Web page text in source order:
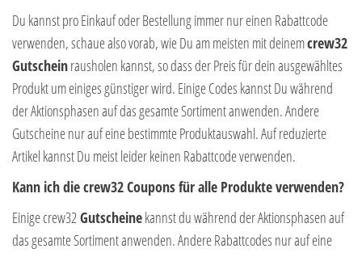
Du kannst pro Einkauf oder Bestellung immer nur einen Rabattcode
verwenden, schaue also vorab, wie Du am meisten mit deinemcrew32
Gutscheinrausholen kannst, so dass der Preis für dein ausgewähltes
Produkt um einiges günstiger wird. Einige Codes kannst Du während
der Aktionsphasen auf das gesamte Sortiment anwenden. Andere
Gutscheine nur auf eine bestimmte Produktauswahl. Auf reduzierte
Artikel kannst Du meist leider keinen Rabattcode verwenden.
Kann ich die crew32 Coupons für alle Produkte verwenden?
Einige crew32 Gutscheinekannst du während der Aktionsphasen auf
das gesamte Sortiment anwenden. Andere Rabattcodes nur auf eine